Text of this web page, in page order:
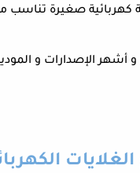
كهربائية صغيرة
الإصدارات و